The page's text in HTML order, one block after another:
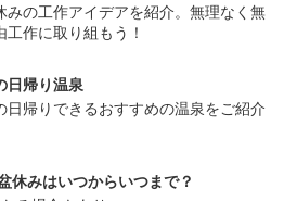
みの工作アイデアを紹介。無理なく無
作に取り組もう！
日帰り温泉
日帰りできるおすすめの温泉をご紹介
休みはいつからいつまで？